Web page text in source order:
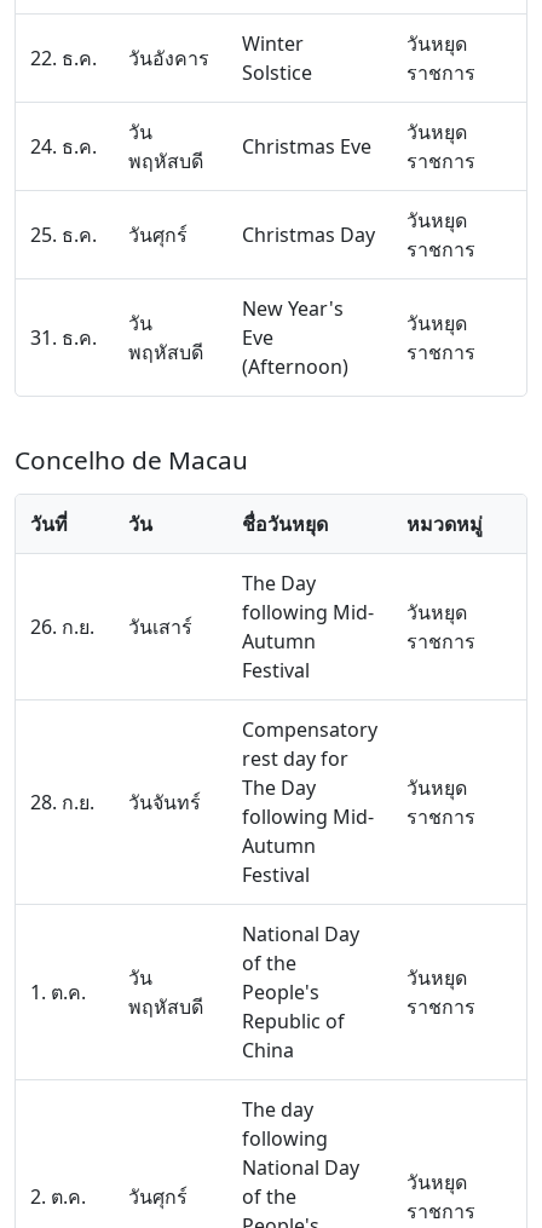
22. ธ.ค. วันอังคาร
Winter
Solstice
วันหยุด
ราชการ
24. ธ.ค.
วัน
พฤหัสบดี
Christmas Eve
วันหยุด
ราชการ
25. ธ.ค. วันศุกร์ Christmas Day
วันหยุด
ราชการ
31. ธ.ค.
วัน
พฤหัสบดี
New Year's
Eve
(Afternoon)
วันหยุด
ราชการ
Concelho de Macau
วันที่ วัน ชื่อวันหยุด หมวดหมู่
26. ก.ย. วันเสาร์
The Day
following Mid-
Autumn
Festival
วันหยุด
ราชการ
28. ก.ย. วันจันทร์
Compensatory
rest day for
The Day
following Mid-
Autumn
Festival
วันหยุด
ราชการ
1. ต.ค.
วัน
พฤหัสบดี
National Day
of the
People's
Republic of
China
วันหยุด
ราชการ
2. ต.ค. วันศุกร์
The day
following
National Day
of the
วันหยุด
ราชการ